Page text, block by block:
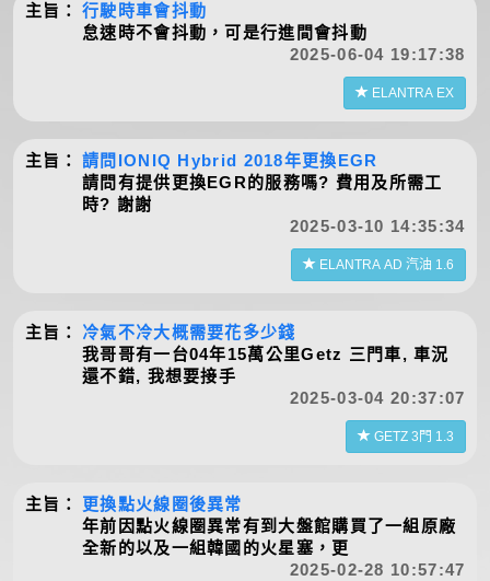
主旨： 行駛時車會抖動
怠速時不會抖動，可是行進間會抖動
2025-06-04 19:17:38
ELANTRA EX
主旨： 請問IONIQ Hybrid 2018年更換EGR
請問有提供更換EGR的服務嗎? 費用及所需工
時? 謝謝
2025-03-10 14:35:34
ELANTRA AD 汽油 1.6
主旨：
冷氣不冷大概需要花多少錢
我哥哥有一台04年15萬公里Getz 三門車, 車況
還不錯, 我想要接手
2025-03-04 20:37:07
GETZ 3門 1.3
主旨：
更換點火線圈後異常
年前因點火線圈異常有到大盤館購買了一組原廠
全新的以及一組韓國的火星塞，更
2025-02-28 10:57:47